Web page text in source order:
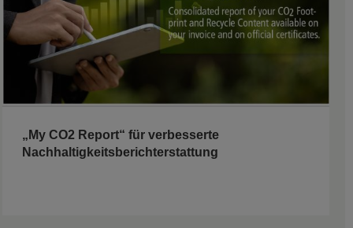
„My CO2 Report“ für verbesserte
Nachhaltigkeitsberichterstattung